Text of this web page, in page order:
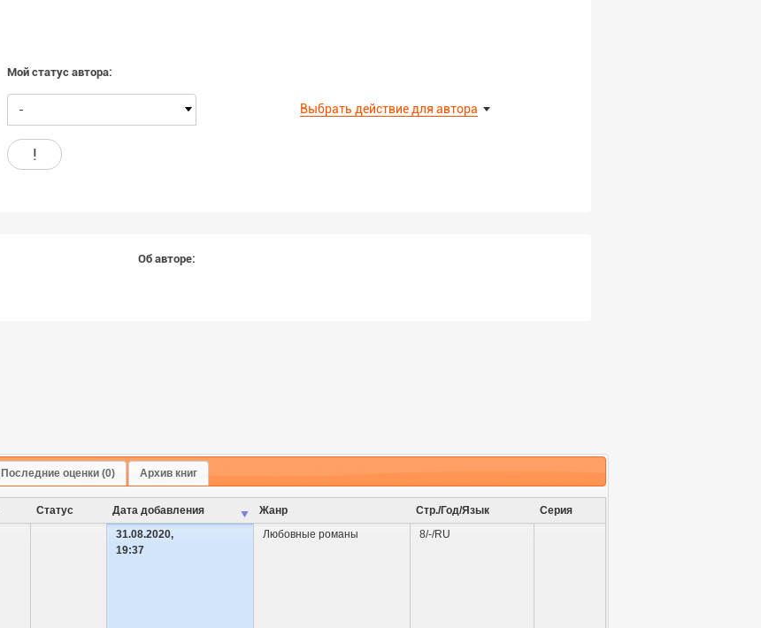
Мой статус автора:
- Выбрать действие для автора
!
Об авторе:
Последние оценки (0) Архив книг
Cтатус Дата добавления Жанр Стр./Год/Язык Серия
31.08.2020,
19:37
Любовные романы 8/-/RU